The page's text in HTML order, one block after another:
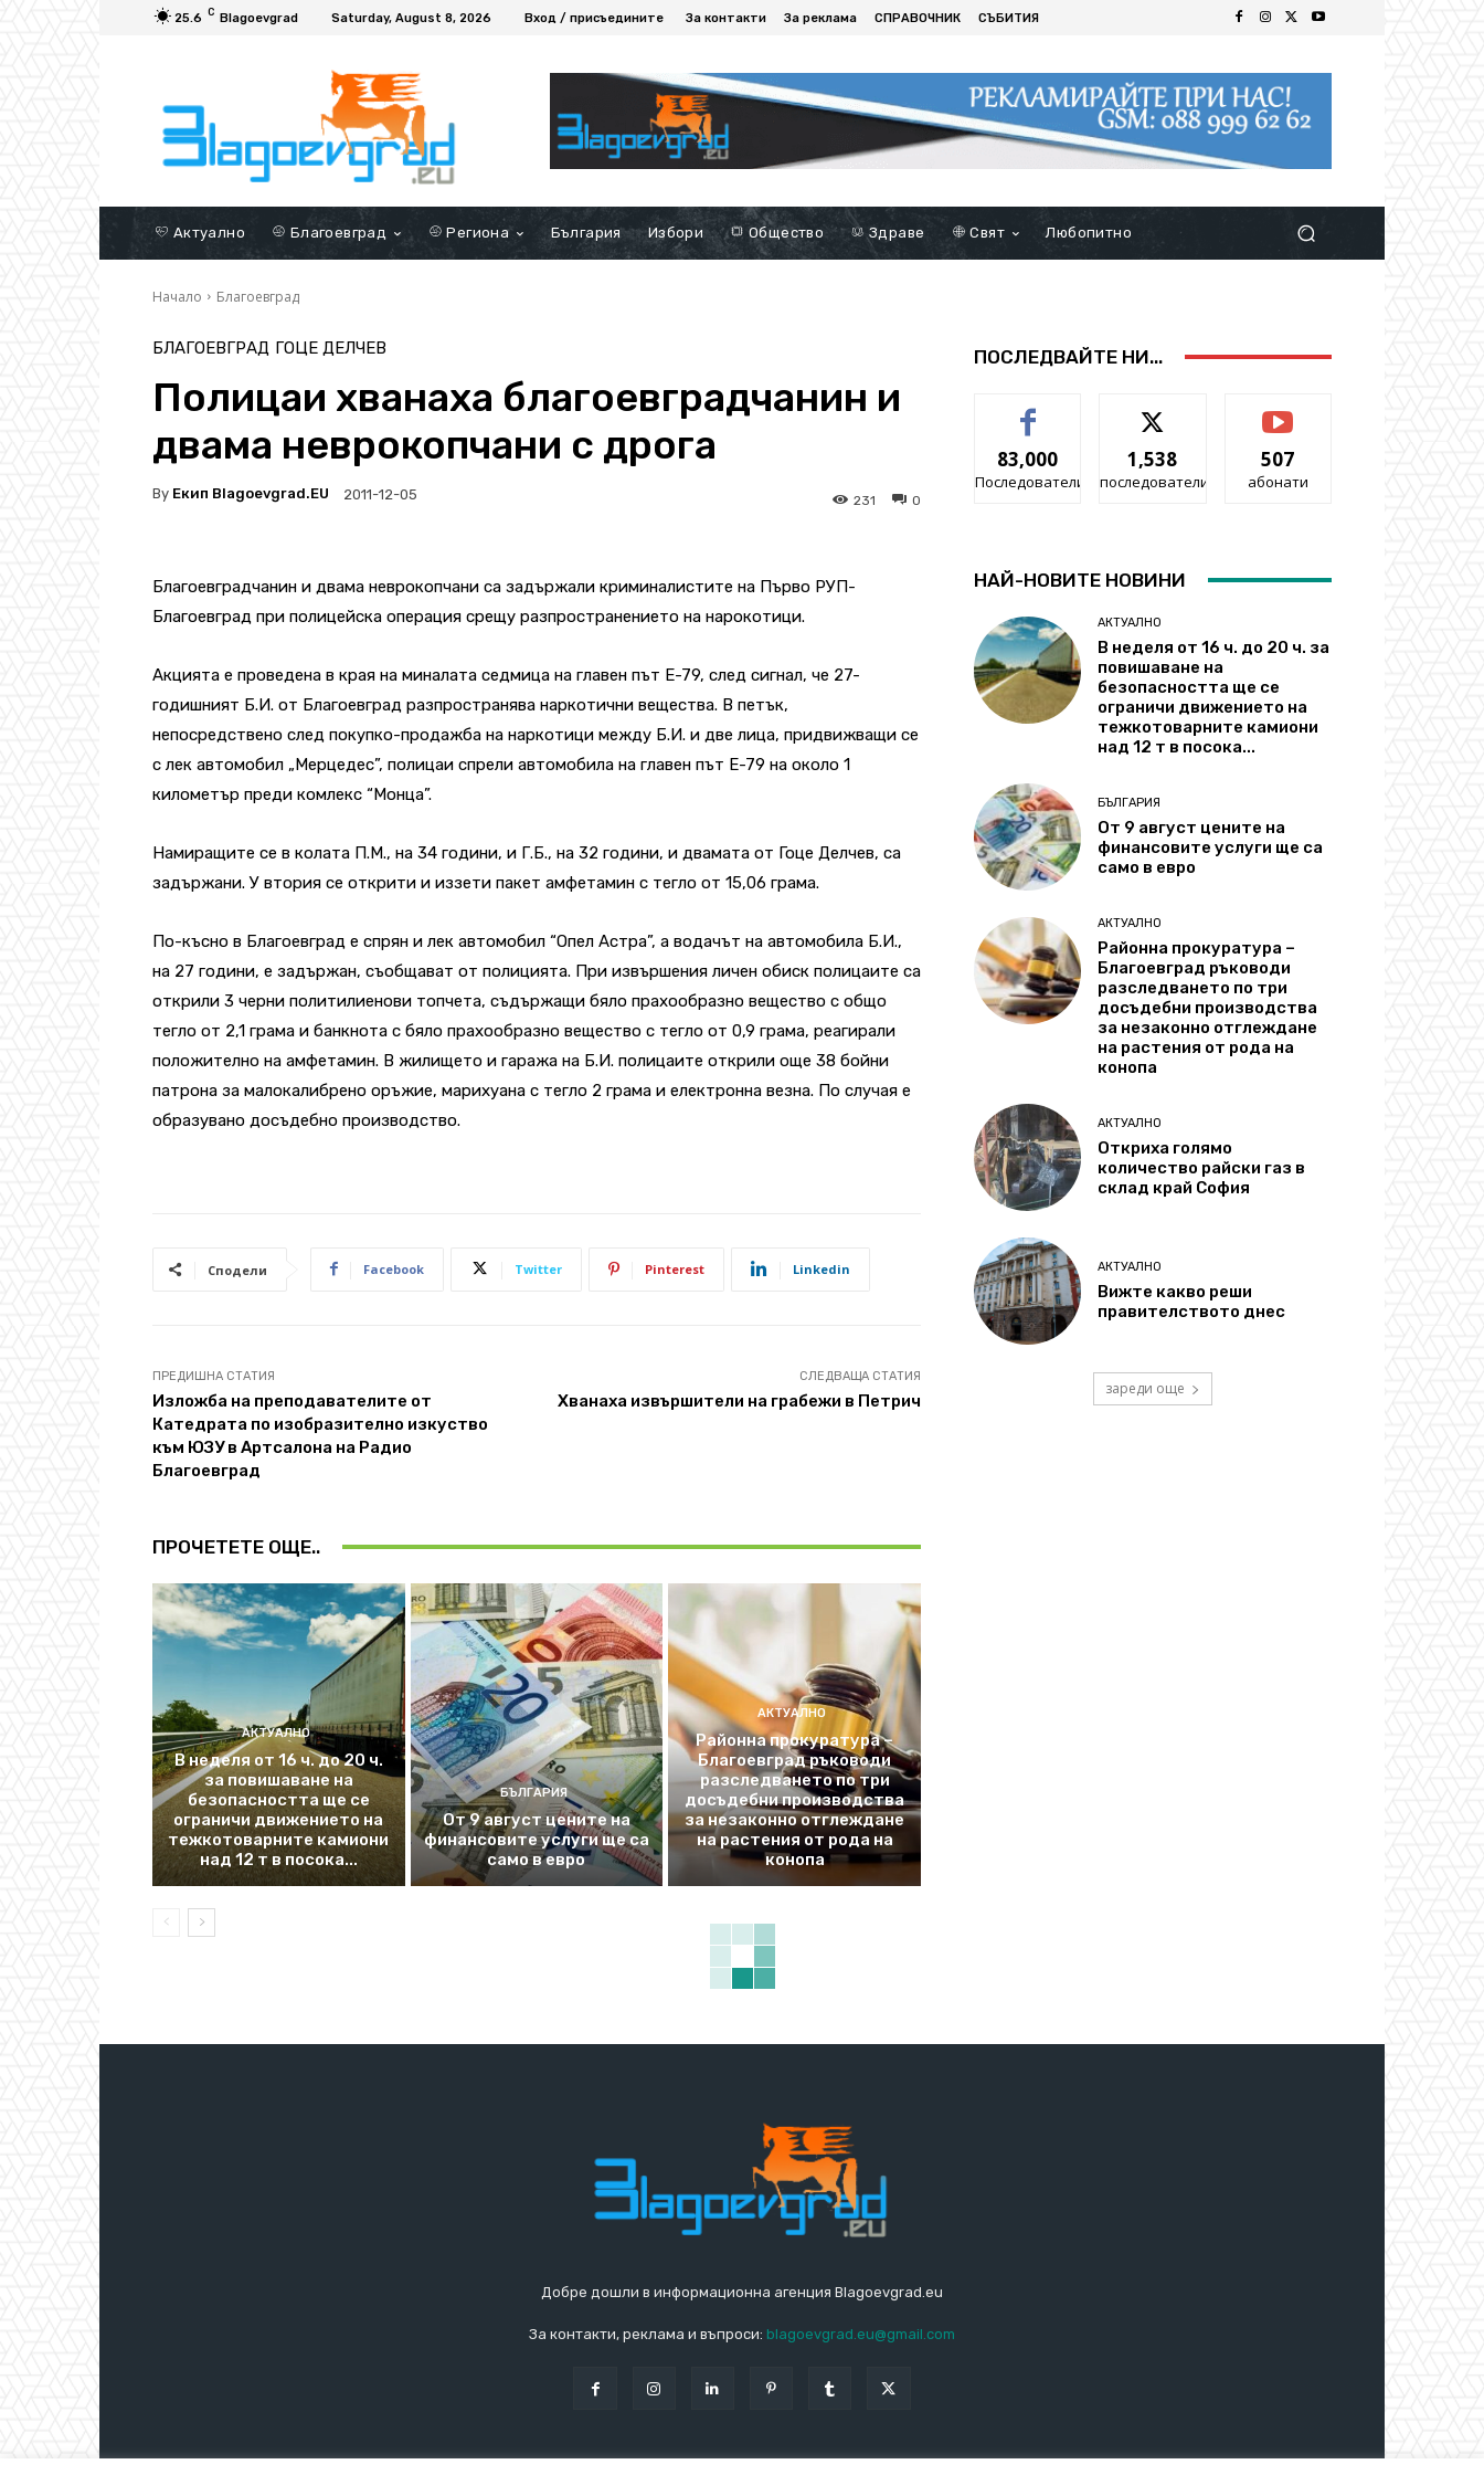
25.6 C Blagoevgrad Saturday, August 8, 2026 Вход / присъедините За контакти За реклама СПРАВОЧНИК СЪБИТИЯ
Актуално Благоевград Региона България Избори Общество Здраве Свят Любопитно
Начало Благоевград
БЛАГОЕВГРАД ГОЦЕ ДЕЛЧЕВ
Полицаи хванаха благоевградчанин и
двама неврокопчани с дрога
By Екип Blagoevgrad.EU 2011-12-05 0
231
Благоевградчанин и двама неврокопчани са задържали криминалистите на Първо РУП-
Благоевград при полицейска операция срещу разпространението на нарокотици.
Акцията е проведена в края на миналата седмица на главен път Е-79, след сигнал, че 27-
годишният Б.И. от Благоевград разпространява наркотични вещества. В петък,
непосредствено след покупко-продажба на наркотици между Б.И. и две лица, придвижващи се
с лек автомобил „Мерцедес”, полицаи спрели автомобила на главен път Е-79 на около 1
километър преди комлекс “Монца”.
Намиращите се в колата П.М., на 34 години, и Г.Б., на 32 години, и двамата от Гоце Делчев, са
задържани. У втория се открити и иззети пакет амфетамин с тегло от 15,06 грама.
По-късно в Благоевград е спрян и лек автомобил “Опел Астра”, а водачът на автомобила Б.И.,
на 27 години, е задържан, съобщават от полицията. При извършения личен обиск полицаите са
открили 3 черни политилиенови топчета, съдържащи бяло прахообразно вещество с общо
тегло от 2,1 грама и банкнота с бяло прахообразно вещество с тегло от 0,9 грама, реагирали
положително на амфетамин. В жилището и гаража на Б.И. полицаите открили още 38 бойни
патрона за малокалибрено оръжие, марихуана с тегло 2 грама и електронна везна. По случая е
образувано досъдебно производство.
Сподели Facebook Twitter Pinterest Linkedin
ПРЕДИШНА СТАТИЯ
Изложба на преподавателите от
Катедрата по изобразително изкуство
към ЮЗУ в Артсалона на Радио
Благоевград
СЛЕДВАЩА СТАТИЯ
Хванаха извършители на грабежи в Петрич
ПРОЧЕТЕТЕ ОЩЕ..
АКТУАЛНО
В неделя от 16 ч. до 20 ч.
за повишаване на
безопасността ще се
ограничи движението на
тежкотоварните камиони
над 12 т в посока...
БЪЛГАРИЯ
От 9 август цените на
финансовите услуги ще са
само в евро
АКТУАЛНО
Районна прокуратура –
Благоевград ръководи
разследването по три
досъдебни производства
за незаконно отглеждане
на растения от рода на
конопа
ПОСЛЕДВАЙТЕ НИ...
83,000
Последователи
1,538
последователи
507
абонати
НАЙ-НОВИТЕ НОВИНИ
АКТУАЛНО
В неделя от 16 ч. до 20 ч. за
повишаване на
безопасността ще се
ограничи движението на
тежкотоварните камиони
над 12 т в посока...
БЪЛГАРИЯ
От 9 август цените на
финансовите услуги ще са
само в евро
АКТУАЛНО
Районна прокуратура –
Благоевград ръководи
разследването по три
досъдебни производства
за незаконно отглеждане
на растения от рода на
конопа
АКТУАЛНО
Откриха голямо
количество райски газ в
склад край София
АКТУАЛНО
Вижте какво реши
правителството днес
зареди още
Добре дошли в информационна агенция Blagoevgrad.eu
За контакти, реклама и въпроси: blagoevgrad.eu@gmail.com